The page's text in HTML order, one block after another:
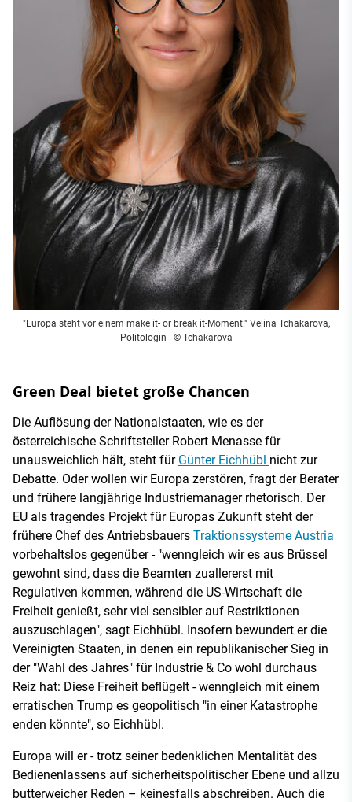
"Europa steht vor einem make it- or break it-Moment." Velina Tchakarova,
Politologin - © Tchakarova
Green Deal bietet große Chancen
Die Auflösung der Nationalstaaten, wie es der
österreichische Schriftsteller Robert Menasse für
unausweichlich hält, steht für Günter Eichhübl nicht zur
Debatte. Oder wollen wir Europa zerstören, fragt der Berater
und frühere langjährige Industriemanager rhetorisch. Der
EU als tragendes Projekt für Europas Zukunft steht der
frühere Chef des Antriebsbauers Traktionssysteme Austria
vorbehaltslos gegenüber - "wenngleich wir es aus Brüssel
gewohnt sind, dass die Beamten zuallererst mit
Regulativen kommen, während die US-Wirtschaft die
Freiheit genießt, sehr viel sensibler auf Restriktionen
auszuschlagen", sagt Eichhübl. Insofern bewundert er die
Vereinigten Staaten, in denen ein republikanischer Sieg in
der "Wahl des Jahres" für Industrie & Co wohl durchaus
Reiz hat: Diese Freiheit beflügelt - wenngleich mit einem
erratischen Trump es geopolitisch "in einer Katastrophe
enden könnte", so Eichhübl.
Europa will er - trotz seiner bedenklichen Mentalität des
Bedienenlassens auf sicherheitspolitischer Ebene und allzu
butterweicher Reden – keinesfalls abschreiben. Auch die